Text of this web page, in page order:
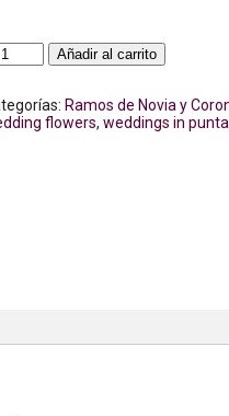
Añadir al carrito
Ramos de Novia y
flowers, weddings in